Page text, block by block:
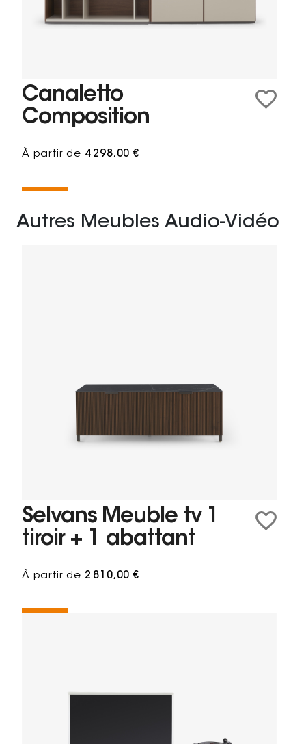
Canaletto
Composition
À partir de 4 298,00 €
Autres Meubles Audio-Vidéo
Selvans Meuble tv 1
tiroir + 1 abattant
À partir de 2 810,00 €